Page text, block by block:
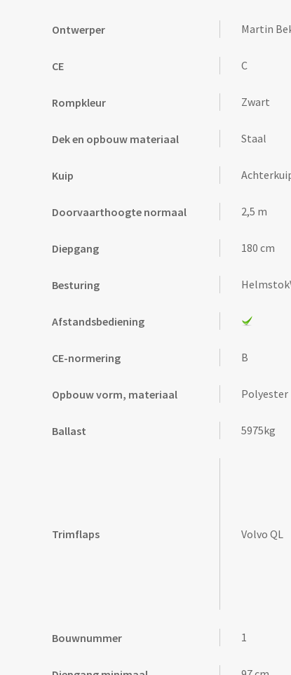
Ontwerper Martin
CE C
Rompkleur Zwart
Dek en opbouw materiaal Staal
Kuip
Doorvaarthoogte normaal 2,5 m
Diepgang 180 cm
Besturing
Afstandsbediening
CE-normering B
Opbouw vorm, materiaal Polyester
Ballast 5975kg
Trimflaps Volvo QL
Bouwnummer 1